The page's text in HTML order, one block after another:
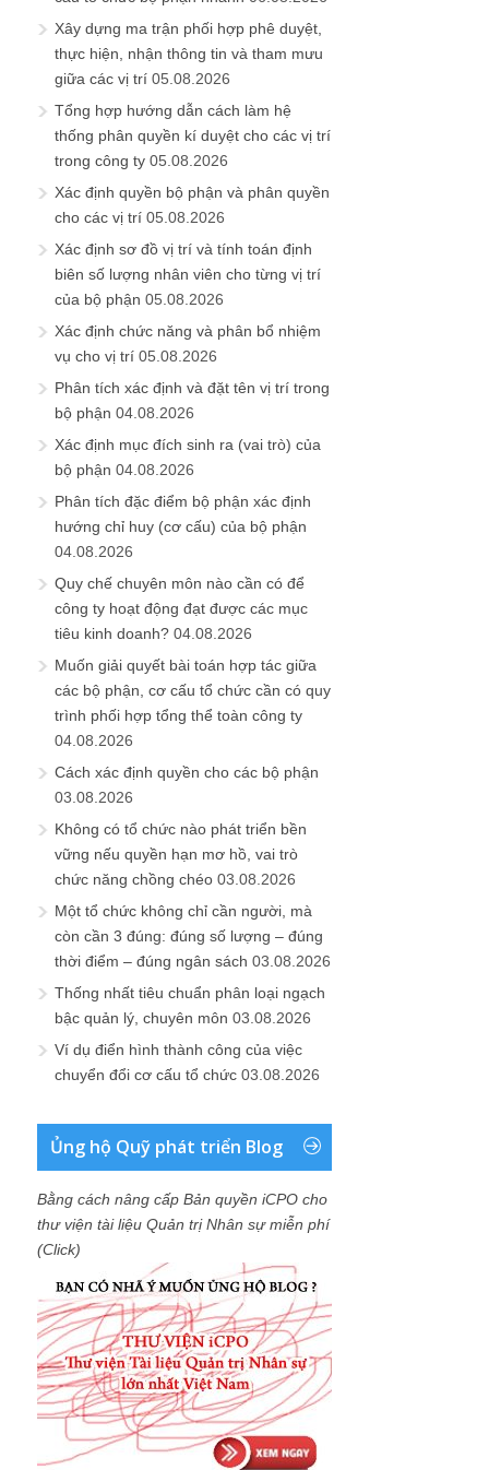
Xây dựng ma trận phối hợp phê duyệt,
thực hiện, nhận thông tin và tham mưu
giữa các vị trí 05.08.2026
Tổng hợp hướng dẫn cách làm hệ
thống phân quyền kí duyệt cho các vị trí
trong công ty 05.08.2026
Xác định quyền bộ phận và phân quyền
cho các vị trí 05.08.2026
Xác định sơ đồ vị trí và tính toán định
biên số lượng nhân viên cho từng vị trí
của bộ phận 05.08.2026
Xác định chức năng và phân bổ nhiệm
vụ cho vị trí 05.08.2026
Phân tích xác định và đặt tên vị trí trong
bộ phận 04.08.2026
Xác định mục đích sinh ra (vai trò) của
bộ phận 04.08.2026
Phân tích đặc điểm bộ phận xác định
hướng chỉ huy (cơ cấu) của bộ phận
04.08.2026
Quy chế chuyên môn nào cần có để
công ty hoạt động đạt được các mục
tiêu kinh doanh? 04.08.2026
Muốn giải quyết bài toán hợp tác giữa
các bộ phận, cơ cấu tổ chức cần có quy
trình phối hợp tổng thể toàn công ty
04.08.2026
Cách xác định quyền cho các bộ phận
03.08.2026
Không có tổ chức nào phát triển bền
vững nếu quyền hạn mơ hồ, vai trò
chức năng chồng chéo 03.08.2026
Một tổ chức không chỉ cần người, mà
còn cần 3 đúng: đúng số lượng – đúng
thời điểm – đúng ngân sách 03.08.2026
Thống nhất tiêu chuẩn phân loại ngạch
bậc quản lý, chuyên môn 03.08.2026
Ví dụ điển hình thành công của việc
chuyển đổi cơ cấu tổ chức 03.08.2026
Ủng hộ Quỹ phát triển Blog
Bằng cách nâng cấp Bản quyền iCPO cho
thư viện tài liệu Quản trị Nhân sự miễn phí
(Click)